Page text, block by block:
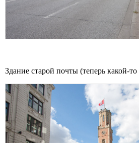
Здание старой почты (теперь какой-